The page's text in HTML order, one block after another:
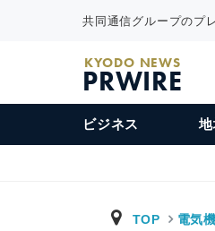
共同通信グループのプ
KYODO NEWS
PRWIRE
ビジネス
TOP 電気